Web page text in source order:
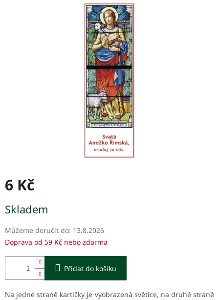
6 Kč
cena:
Skladem
Můžeme doručit do: 13.8.2026
Doprava od 59 Kč nebo zdarma
Přidat do košíku
Na jedné straně kartičky je vyobrazená světice, na druhé straně